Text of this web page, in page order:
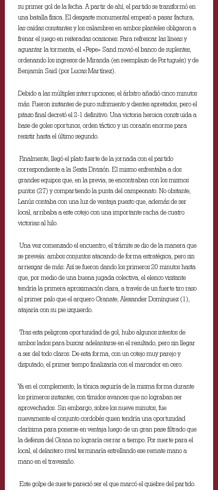
su primer gol de la fecha. A partir de ahí, el partido se transformó en
una batalla física. El desgaste monumental empezó a pasar factura,
las caídas constantes y los calambres en ambos planteles obligaron a
frenar el juego en reiteradas ocasiones. Para refrescar las líneas y
aguantar la tormenta, el «Pepe» Sand movió el banco de suplentes,
ordenando los ingresos de Miranda (en reemplazo de Portugués) y de
Benjamín Said (por Lucas Martínez).
Debido a las múltiples interrupciones, el árbitro añadió cinco minutos
más. Fueron instantes de puro sufrimiento y dientes apretados, pero el
pitazo final decretó el 2-1 definitivo. Una victoria heroica construida a
base de goles oportunos, orden táctico y un corazón enorme para
resistir hasta el último segundo.
Finalmente, llegó el plato fuerte de la jornada con el partido
correspondiente a la Sexta División. El mismo enfrentaba a dos
grandes equipos que, en la previa, se encontraban con los mismos
puntos (27) y compartiendo la punta del campeonato. No obstante,
Lanús contaba con una luz de ventaja puesto que, además de ser
local, arribaba a este cotejo con una importante racha de cuatro
victorias al hilo.
Una vez comenzado el encuentro, el trámite se dio de la manera que
se preveía: ambos conjuntos atacando de forma estratégica, pero sin
arriesgar de más. Así se fueron dando los primeros 20 minutos hasta
que, por medio de una buena jugada colectiva, el elenco visitante
tendría la primera aproximación clara, a través de un fuerte tiro raso
al primer palo que el arquero Granate, Alexander Domínguez (1),
atajaría con su pie izquierdo.
Tras esta peligrosa oportunidad de gol, hubo algunos intentos de
ambos lados para buscar adelantarse en el resultado, pero sin llegar
a ser del todo claros. De esta forma, con un cotejo muy parejo y
disputado, el primer tiempo finalizaría con el marcador en cero.
Ya en el complemento, la tónica seguiría de la misma forma durante
los primeros instantes, con tímidos avances que no lograban ser
aprovechados. Sin embargo, sobre los nueve minutos, fue
nuevamente el conjunto cordobés quien tendría una oportunidad
clarísima para ponerse en ventaja luego de un gran pase filtrado que
la defensa del Grana no lograría cerrar a tiempo. Por suerte para el
local, el delantero rival terminaría estrellando ese remate mano a
mano en el travesaño.
Este golpe de suerte pareció ser el que marcó el quiebre del partido.